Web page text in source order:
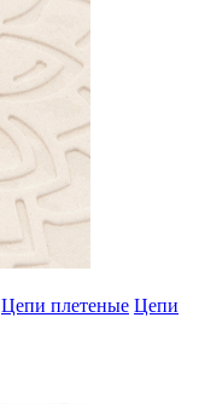
Цепи плетеные Цепи